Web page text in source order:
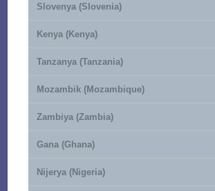
Slovenya (Slovenia)
Kenya (Kenya)
Tanzanya (Tanzania)
Mozambik (Mozambique)
Zambiya (Zambia)
Gana (Ghana)
Nijerya (Nigeria)